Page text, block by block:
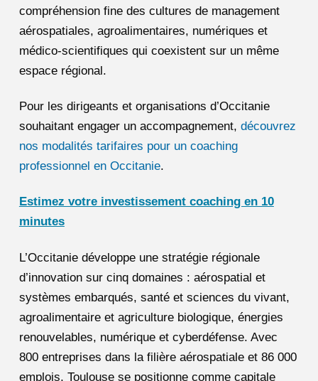
compréhension fine des cultures de management
aérospatiales, agroalimentaires, numériques et
médico-scientifiques qui coexistent sur un même
espace régional.
Pour les dirigeants et organisations d’Occitanie
souhaitant engager un accompagnement, découvrez
nos modalités tarifaires pour un coaching
professionnel en Occitanie.
Estimez votre investissement coaching en 10
minutes
L’Occitanie développe une stratégie régionale
d’innovation sur cinq domaines : aérospatial et
systèmes embarqués, santé et sciences du vivant,
agroalimentaire et agriculture biologique, énergies
renouvelables, numérique et cyberdéfense. Avec
800 entreprises dans la filière aérospatiale et 86 000
emplois, Toulouse se positionne comme capitale